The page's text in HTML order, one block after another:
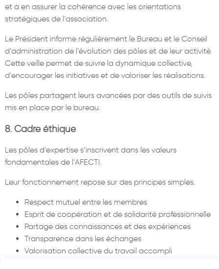
et à en assurer la cohérence avec les orientations
stratégiques de l’association.
Le Président informe régulièrement le Bureau et le Conseil
d’administration de l’évolution des pôles et de leur activité.
Cette veille permet de suivre la dynamique collective,
d’encourager les initiatives et de valoriser les réalisations.
Les pôles partagent leurs avancées par des outils de suivis
mis en place par le bureau.
8. Cadre éthique
Les pôles d’expertise s’inscrivent dans les valeurs
fondamentales de l’AFECTI.
Leur fonctionnement repose sur des principes simples.
Respect mutuel entre les membres
Esprit de coopération et de solidarité professionnelle
Partage des connaissances et des expériences
Transparence dans les échanges
Valorisation collective du travail accompli